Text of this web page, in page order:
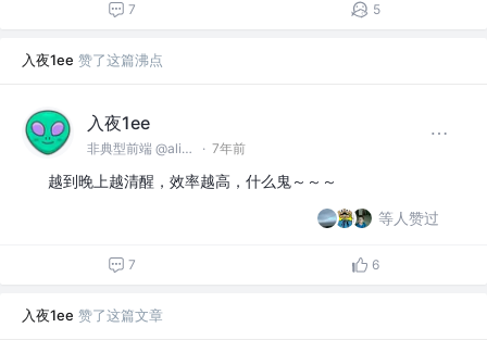
7 5
入夜1ee 赞了这篇沸点
入夜1ee
非典型前端 @alibaba · 7年前
越到晚上越清醒，效率越高，什么鬼～～～
等人赞过
7 6
入夜1ee 赞了这篇文章